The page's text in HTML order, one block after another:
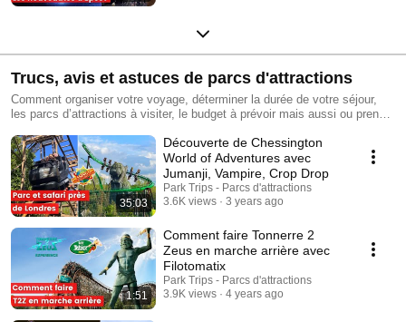
Trucs, avis et astuces de parcs d'attractions
Comment organiser votre voyage, déterminer la durée de votre séjour,
les parcs d’attractions à visiter, le budget à prévoir mais aussi ou prendre
35:03
Découverte de Chessington
World of Adventures avec
Jumanji, Vampire, Crop Drop
Park Trips - Parcs d'attractions
3.6K views
3 years ago
1:51
Comment faire Tonnerre 2
Zeus en marche arrière avec
Filotomatix
Park Trips - Parcs d'attractions
3.9K views
4 years ago